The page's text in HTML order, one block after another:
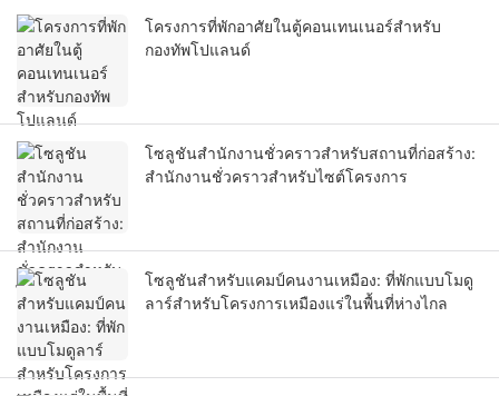
โครงการที่พักอาศัยในตู้คอนเทนเนอร์สำหรับ
กองทัพโปแลนด์
โซลูชันสำนักงานชั่วคราวสำหรับสถานที่ก่อสร้าง:
สำนักงานชั่วคราวสำหรับไซต์โครงการ
โซลูชันสำหรับแคมป์คนงานเหมือง: ที่พักแบบโมดู
ลาร์สำหรับโครงการเหมืองแร่ในพื้นที่ห่างไกล